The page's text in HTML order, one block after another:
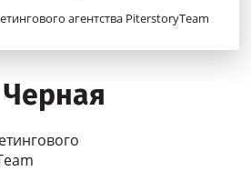
агентства PiterstoryTeam